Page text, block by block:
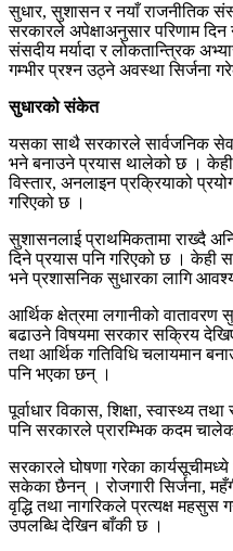
सुधार, सुशासन र नयाँ राजनीतिक
सरकारले अपेक्षाअनुसार परिणाम
संसदीय मर्यादा र लोकतान्त्रिक
गम्भीर प्रश्न उठ्ने अवस्था सिर्जना
सुधारको संकेत
यसका साथै सरकारले सार्वजनिक
भने बनाउने प्रयास थालेको छ । केही
विस्तार, अनलाइन प्रक्रियाको
गरिएको छ ।
सुशासनलाई प्राथमिकतामा राख्दै
दिने प्रयास पनि गरिएको छ । केही
भने प्रशासनिक सुधारका लागि
आर्थिक क्षेत्रमा लगानीको वातावरण
बढाउने विषयमा सरकार सक्रिय
तथा आर्थिक गतिविधि चलायमान
पनि भएका छन् ।
पूर्वाधार विकास, शिक्षा, स्वास्थ्य
पनि सरकारले प्रारम्भिक कदम
सरकारले घोषणा गरेका
सकेका छैनन् । रोजगारी सिर्जना,
वृद्धि तथा नागरिकले प्रत्यक्ष महसुस
उपलब्धि देखिन बाँकी छ ।